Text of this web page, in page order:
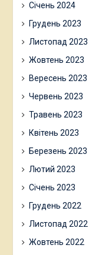
Січень 2024
Грудень 2023
Листопад 2023
Жовтень 2023
Вересень 2023
Червень 2023
Травень 2023
Квітень 2023
Березень 2023
Лютий 2023
Січень 2023
Грудень 2022
Листопад 2022
Жовтень 2022